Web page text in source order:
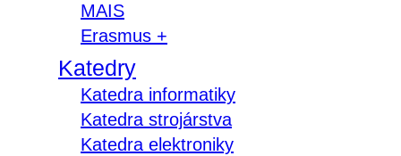
MAIS
Erasmus +
Katedry
Katedra informatiky
Katedra strojárstva
Katedra elektroniky